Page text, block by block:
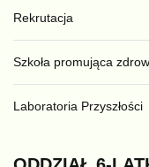
Rekrutacja
Szkoła promująca
Laboratoria Przyszłości